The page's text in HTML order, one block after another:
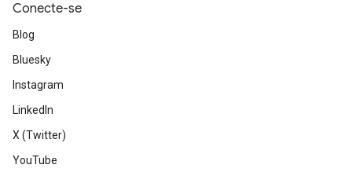
Conecte-se
Blog
Bluesky
Instagram
LinkedIn
X (Twitter)
YouTube